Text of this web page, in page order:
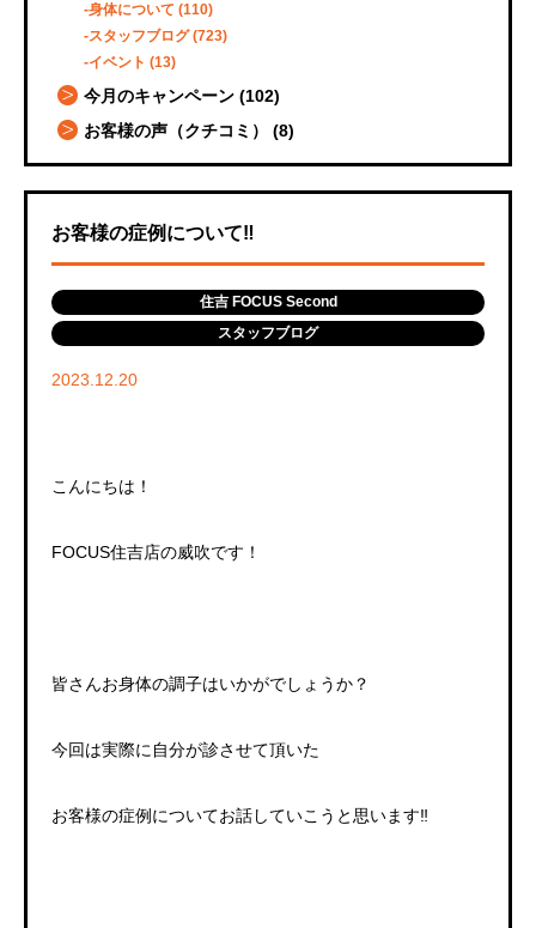
身体について (110)
スタッフブログ(723)
イベント (13)
今月のキャンペーン (102)
お客様の声（クチコミ）
(8)
お客様の症例について‼️
住吉 FOCUS Second
スタッフブログ
2023.12.20
こんにちは！
FOCUS住吉店の威吹です！
皆さんお身体の調子はいかがでしょうか？
今回は実際に自分が診させて頂いた
お客様の症例についてお話していこうと思います‼️